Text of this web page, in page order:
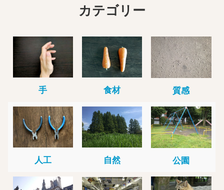
カテゴリー
手 食材 質感
人工 自然 公園